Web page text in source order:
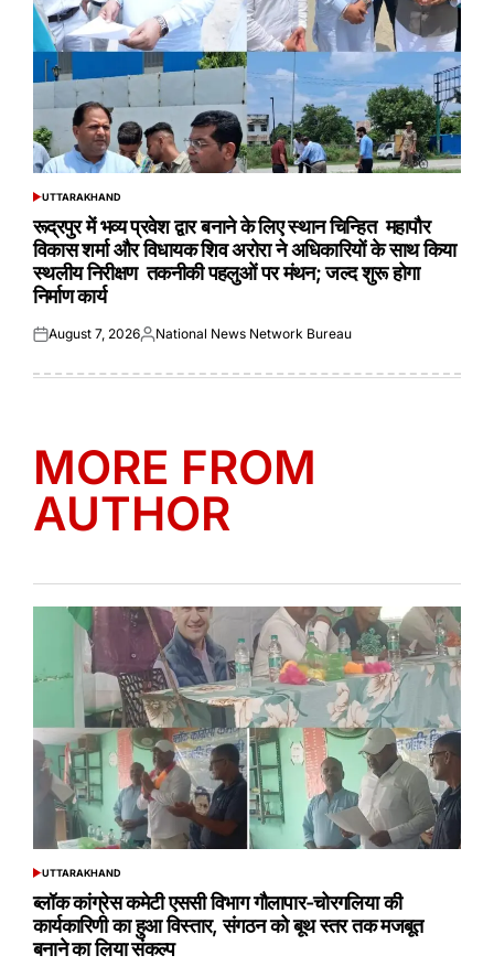
POSTED
UTTARAKHAND
रूद्रपुर में भव्य प्रवेश द्वार बनाने के लिए स्थान चिन्हित महापौर
विकास शर्मा और विधायक शिव अरोरा ने अधिकारियों के साथ किया
स्थलीय निरीक्षण तकनीकी पहलुओं पर मंथन; जल्द शुरू होगा
निर्माण कार्य
Posted
August 7, 2026Posted
National News Network Bureau
MORE FROM
AUTHOR
POSTED
UTTARAKHAND
ब्लॉक कांग्रेस कमेटी एससी विभाग गौलापार-चोरगलिया की
कार्यकारिणी का हुआ विस्तार, संगठन को बूथ स्तर तक मजबूत
बनाने का लिया संकल्प